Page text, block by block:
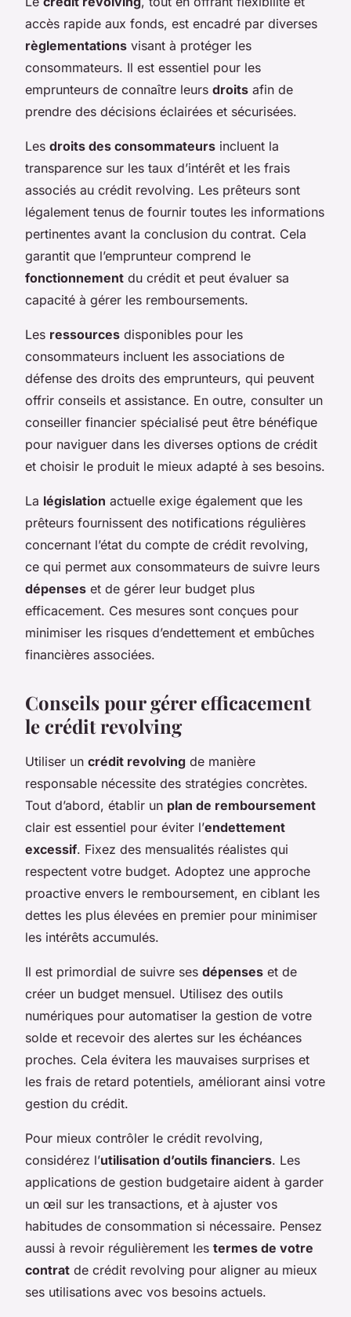
accès rapide aux fonds, est encadré par diverses
règlementations visant à protéger les
consommateurs. Il est essentiel pour les
emprunteurs de connaître leurs droits afin de
prendre des décisions éclairées et sécurisées.
Les droits des consommateurs incluent la
transparence sur les taux d’intérêt et les frais
associés au crédit revolving. Les prêteurs sont
légalement tenus de fournir toutes les informations
pertinentes avant la conclusion du contrat. Cela
garantit que l’emprunteur comprend le
fonctionnement du crédit et peut évaluer sa
capacité à gérer les remboursements.
Les ressources disponibles pour les
consommateurs incluent les associations de
défense des droits des emprunteurs, qui peuvent
offrir conseils et assistance. En outre, consulter un
conseiller financier spécialisé peut être bénéfique
pour naviguer dans les diverses options de crédit
et choisir le produit le mieux adapté à ses besoins.
La législation actuelle exige également que les
prêteurs fournissent des notifications régulières
concernant l’état du compte de crédit revolving,
ce qui permet aux consommateurs de suivre leurs
dépenses et de gérer leur budget plus
efficacement. Ces mesures sont conçues pour
minimiser les risques d’endettement et embûches
financières associées.
Conseils pour gérer efficacement
le crédit revolving
Utiliser un crédit revolving de manière
responsable nécessite des stratégies concrètes.
Tout d’abord, établir un plan de remboursement
clair est essentiel pour éviter l’endettement
excessif. Fixez des mensualités réalistes qui
respectent votre budget. Adoptez une approche
proactive envers le remboursement, en ciblant les
dettes les plus élevées en premier pour minimiser
les intérêts accumulés.
Il est primordial de suivre ses dépenses et de
créer un budget mensuel. Utilisez des outils
numériques pour automatiser la gestion de votre
solde et recevoir des alertes sur les échéances
proches. Cela évitera les mauvaises surprises et
les frais de retard potentiels, améliorant ainsi votre
gestion du crédit.
Pour mieux contrôler le crédit revolving,
considérez l’utilisation d’outils financiers. Les
applications de gestion budgetaire aident à garder
un œil sur les transactions, et à ajuster vos
habitudes de consommation si nécessaire. Pensez
aussi à revoir régulièrement les termes de votre
contrat de crédit revolving pour aligner au mieux
ses utilisations avec vos besoins actuels.